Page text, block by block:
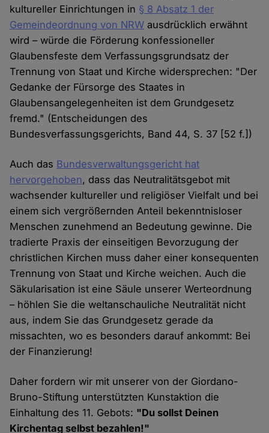
kultureller Einrichtungen in § 8 Absatz 1 der
Gemeindeordnung von NRW ausdrücklich erwähnt
wird – würde die Förderung konfessioneller
Glaubensfeste dem Verfassungsgrundsatz der
Trennung von Staat und Kirche widersprechen: "Der
Gedanke der Fürsorge des Staates in
Glaubensangelegenheiten ist dem Grundgesetz
fremd." (Entscheidungen des
Bundesverfassungsgerichts, Band 44, S. 37 [52 f.])
Auch das Bundesverwaltungsgericht hat
hervorgehoben, dass das Neutralitätsgebot mit
wachsender kultureller und religiöser Vielfalt und bei
einem sich vergrößernden Anteil bekenntnisloser
Menschen zunehmend an Bedeutung gewinne. Die
tradierte Praxis der einseitigen Bevorzugung der
christlichen Kirchen muss daher einer konsequenten
Trennung von Staat und Kirche weichen. Auch die
Säkularisation ist eine Säule unserer Werteordnung
– höhlen Sie die weltanschauliche Neutralität nicht
aus, indem Sie das Grundgesetz gerade da
missachten, wo es besonders darauf ankommt: Bei
der Finanzierung!
Daher fordern wir mit unserer von der Giordano-
Bruno-Stiftung unterstützten Kunstaktion die
Einhaltung des 11. Gebots: "Du sollst Deinen
Kirchentag selbst bezahlen!"